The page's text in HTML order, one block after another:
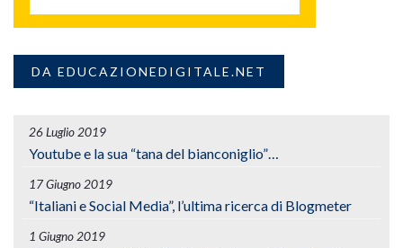
DA EDUCAZIONEDIGITALE.NET
26 Luglio 2019
Youtube e la sua “tana del bianconiglio”…
17 Giugno 2019
“Italiani e Social Media”, l’ultima ricerca di Blogmeter
1 Giugno 2019